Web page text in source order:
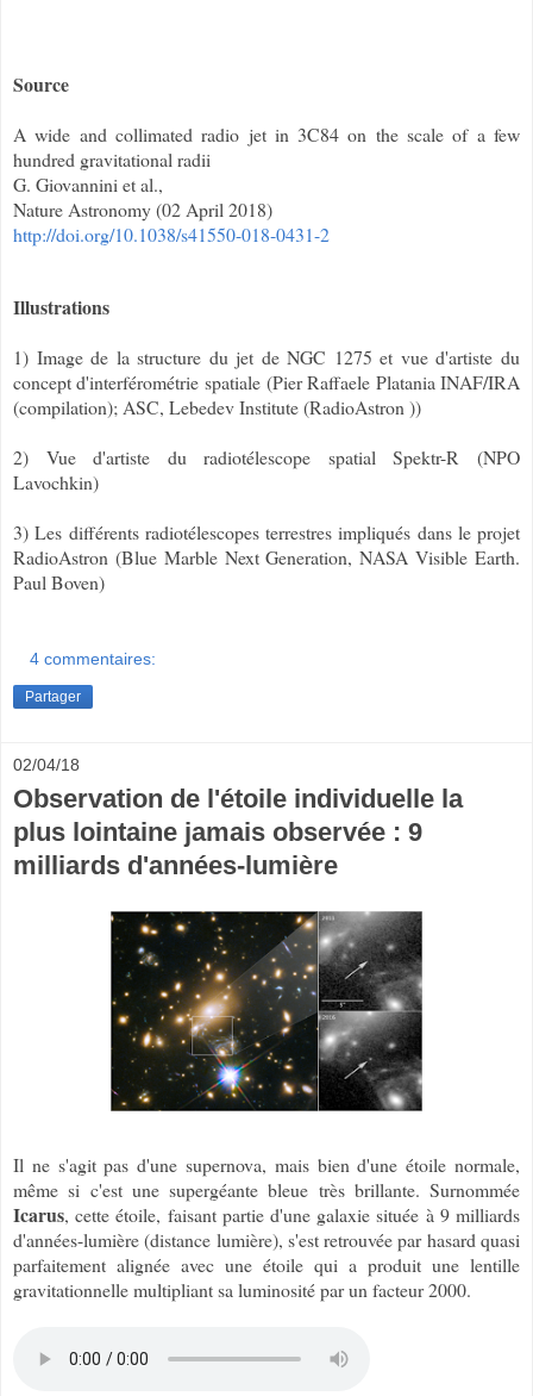
Source
A wide and collimated radio jet in 3C84 on the scale of a few
hundred gravitational radii
G. Giovannini et al.,
Nature Astronomy (02 April 2018)
http://doi.org/10.1038/s41550-018-0431-2
Illustrations
1) Image de la structure du jet de NGC 1275 et vue d'artiste du
concept d'interférométrie spatiale (Pier Raffaele Platania INAF/IRA
(compilation); ASC, Lebedev Institute (RadioAstron ))
2) Vue d'artiste du radiotélescope spatial Spektr-R (NPO
Lavochkin)
3) Les différents radiotélescopes terrestres impliqués dans le projet
RadioAstron (Blue Marble Next Generation, NASA Visible Earth.
Paul Boven)
4 commentaires:
Partager
02/04/18
Observation de l'étoile individuelle la
plus lointaine jamais observée : 9
milliards d'années-lumière
Il ne s'agit pas d'une supernova, mais bien d'une étoile normale,
même si c'est une supergéante bleue très brillante. Surnommée
Icarus, cette étoile, faisant partie d'une galaxie située à 9 milliards
d'années-lumière (distance lumière), s'est retrouvée par hasard quasi
parfaitement alignée avec une étoile qui a produit une lentille
gravitationnelle multipliant sa luminosité par un facteur 2000.